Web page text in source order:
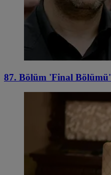
87. Bölüm 'Final Bölümü'